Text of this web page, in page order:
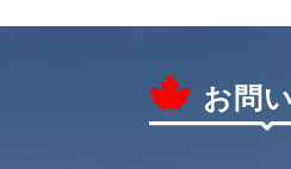
お問